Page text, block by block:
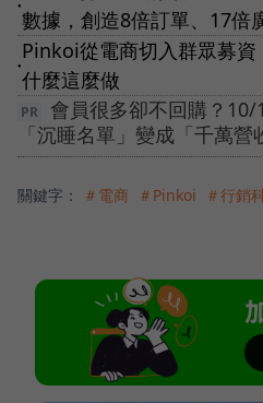
●
數據，創造8倍訂單、17倍
●
Pinkoi從電商切入群眾募
什麼這麼做
會員很多卻不回購？
「沉睡名單」變成「千萬營
關鍵字： ＃電商 ＃Pinkoi ＃行銷